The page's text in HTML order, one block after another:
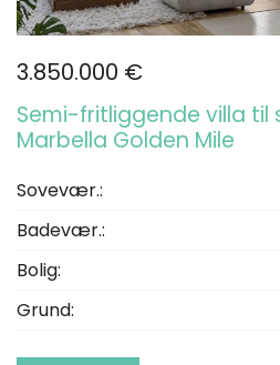
3.850.000 €
Semi-fritliggende villa til
Marbella Golden Mile
Sovevær.:
Badevær.:
Bolig:
Grund: